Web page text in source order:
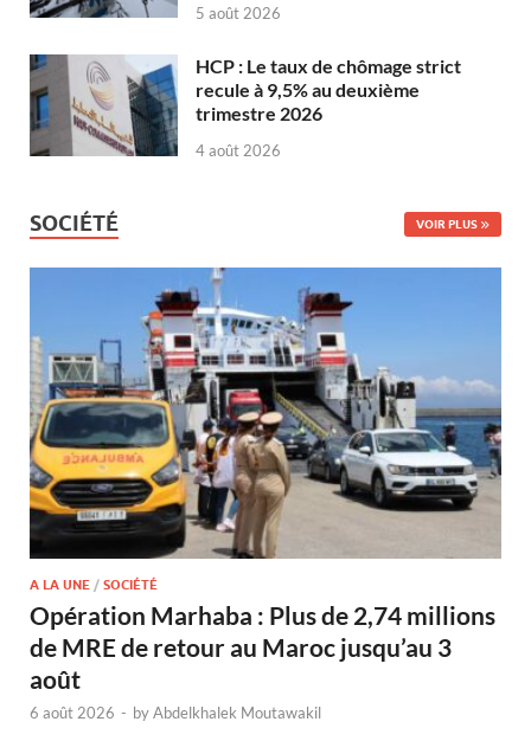
5 août 2026
HCP : Le taux de chômage strict
recule à 9,5% au deuxième
trimestre 2026
4 août 2026
SOCIÉTÉ VOIR PLUS
A LA UNE / SOCIÉTÉ
Opération Marhaba : Plus de 2,74 millions
de MRE de retour au Maroc jusqu’au 3
août
6 août 2026 - byAbdelkhalek Moutawakil